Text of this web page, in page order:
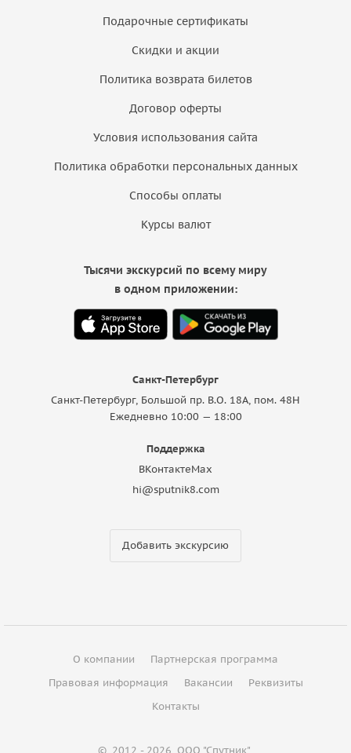
Подарочные сертификаты
Скидки и акции
Политика возврата билетов
Договор оферты
Условия использования сайта
Политика обработки персональных данных
Способы оплаты
Курсы валют
Санкт-Петербург
Санкт-Петербург, Большой пр. В.О. 18A, пом. 48Н
Ежедневно 10:00 — 18:00
Поддержка
ВКонтактеMax
hi@sputnik8.com
Добавить экскурсию
Тысячи экскурсий по всему миру
в одном приложении:
О компании
Партнерская программа
Правовая информация
Вакансии
Реквизиты
Контакты
© 2012 - 2026 ООО "Спутник"